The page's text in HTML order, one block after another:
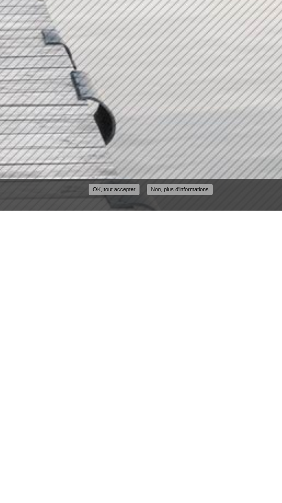
OK, tout accepter Non, plus d'informations